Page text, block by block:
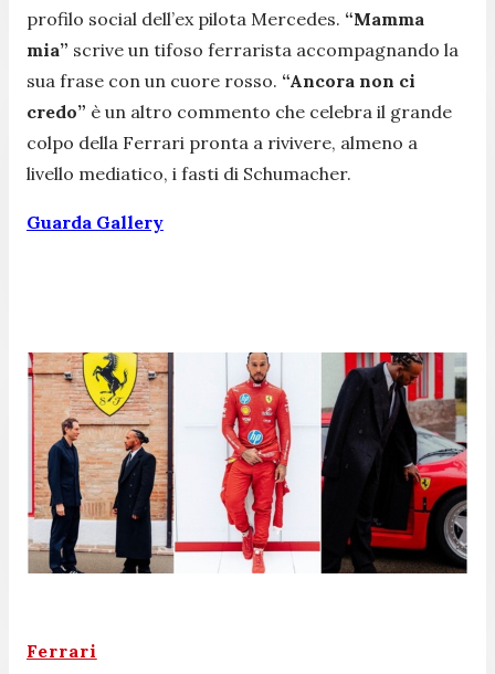
profilo social dell’ex pilota Mercedes. “Mamma
mia” scrive un tifoso ferrarista accompagnando la
sua frase con un cuore rosso. “Ancora non ci
credo” è un altro commento che celebra il grande
colpo della Ferrari pronta a rivivere, almeno a
livello mediatico, i fasti di Schumacher.
Guarda Gallery
Ferrari